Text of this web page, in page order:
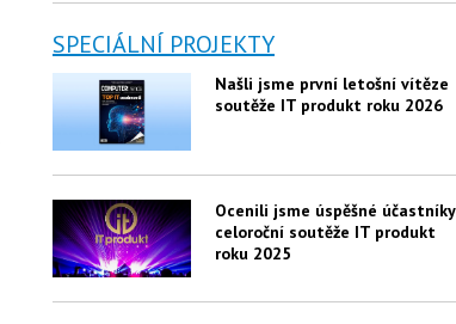
SPECIÁLNÍ PROJEKTY
Našli jsme první letošní vítěze
soutěže IT produkt roku 2026
Ocenili jsme úspěšné účastníky
celoroční soutěže IT produkt
roku 2025